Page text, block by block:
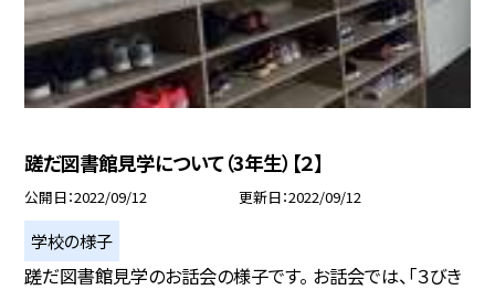
蹉だ図書館見学について（3年生）【２】
公開日 2022/09/12 更新日 2022/09/12
学校の様子
蹉だ図書館見学のお話会の様子です。 お話会では、「３びき